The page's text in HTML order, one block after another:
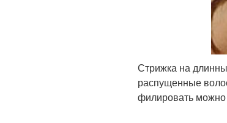
Стрижка на
распущенные
филировать можно